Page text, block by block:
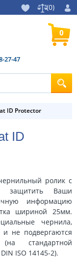
(0)
27-47
0
ID Protector
ролик с
защитить Ваши
информацию
шириной 25мм.
чернила,
не подвергаются
стандартной
ISO 14145-2).